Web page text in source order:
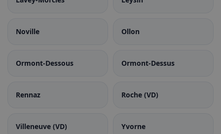
Noville Ollon
Ormont-Dessous Ormont-Dessus
Rennaz Roche (VD)
Villeneuve (VD) Yvorne